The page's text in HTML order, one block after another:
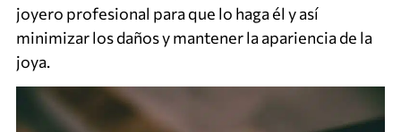
joyero profesional para que lo haga él y así
minimizar los daños y mantener la apariencia de la
joya.